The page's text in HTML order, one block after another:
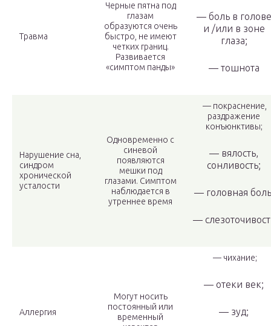
Травма
Черные пятна под
глазам
образуются очень
быстро, не имеют
четких границ.
Развивается
«симптом панды»
— боль в голове
и /или в зоне
глаза;
— тошнота
Нарушение сна,
синдром
хронической
усталости
Одновременно с
синевой
появляются
мешки под
глазами. Симптом
наблюдается в
утреннее время
— покраснение,
раздражение
конъюнктивы;
— вялость,
сонливость;
— головная
—
Аллергия
Могут носить
постоянный или
временный
— чихание;
— отеки век;
— зуд;